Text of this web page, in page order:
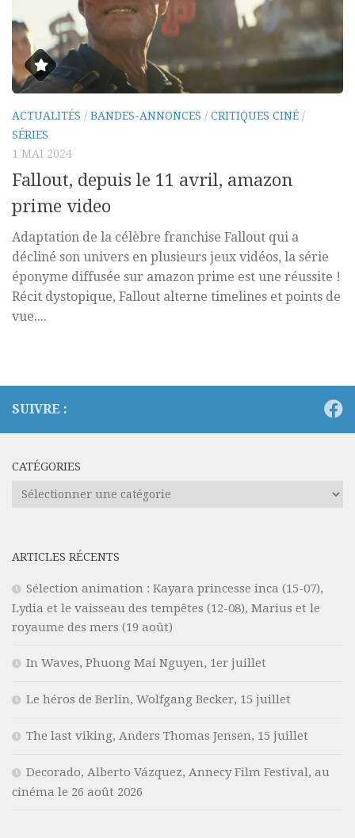
ACTUALITÉS / BANDES-ANNONCES / CRITIQUES CINÉ /
SÉRIES
1 MAI 2024
Fallout, depuis le 11 avril, amazon
prime video
Adaptation de la célèbre franchise Fallout qui a
décliné son univers en plusieurs jeux vidéos, la série
éponyme diffusée sur amazon prime est une réussite !
Récit dystopique, Fallout alterne timelines et points de
vue....
SUIVRE :
CATÉGORIES
Catégories
ARTICLES RÉCENTS
Sélection animation : Kayara princesse inca (15-07),
Lydia et le vaisseau des tempêtes (12-08), Marius et le
royaume des mers (19 août)
In Waves, Phuong Mai Nguyen, 1er juillet
Le héros de Berlin, Wolfgang Becker, 15 juillet
The last viking, Anders Thomas Jensen, 15 juillet
Decorado, Alberto Vázquez, Annecy Film Festival, au
cinéma le 26 août 2026